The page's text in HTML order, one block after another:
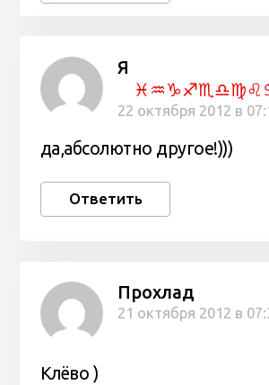
Я
22 октября 2012 в
да,абсолютно другое!)))
Ответить
Прохлад
21 октября 2012 в
Клёво )